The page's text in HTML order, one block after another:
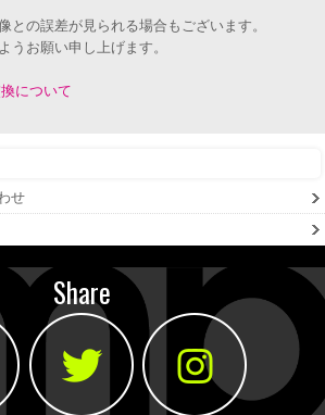
との誤差が見られる場合もございます。
うお願い申し上げます。
について
せ
Share